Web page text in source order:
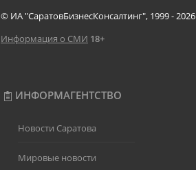
© ИА "СаратовБизнесКонсалтинг", 1999 - 2026
Информация о СМИ 18+
ИНФОРМАГЕНТСТВО
Новости Саратова
Мировые новости